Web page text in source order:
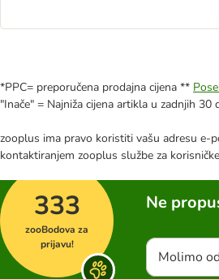
*PPC= preporučena prodajna cijena **
"Inače" = Najniža cijena artikla u zadnjih 30
zooplus ima pravo koristiti vašu adresu e-
kontaktiranjem zooplus službe za
333
zooBodova za
prijavu!
Ne
Molimo